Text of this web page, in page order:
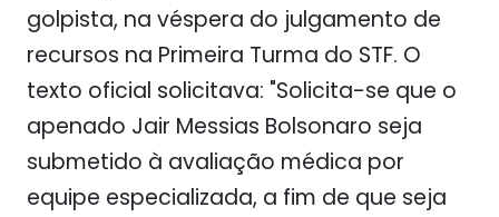
golpista, na véspera do julgamento de
recursos na Primeira Turma do STF. O
texto oficial solicitava: "Solicita-se que o
apenado Jair Messias Bolsonaro seja
submetido à avaliação médica por
equipe especializada, a fim de que seja